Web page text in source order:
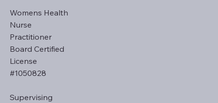
Womens Health
Nurse
Practitioner
Board Certified
License
#1050828
Supervising